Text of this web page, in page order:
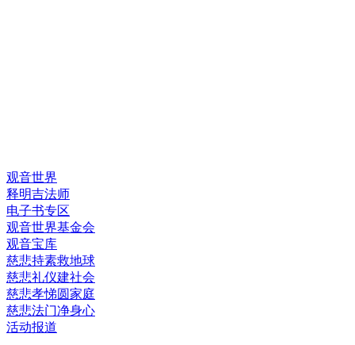
观音世界
释明吉法师
电子书专区
观音世界基金会
观音宝库
慈悲持素救地球
慈悲礼仪建社会
慈悲孝悌圆家庭
慈悲法门净身心
活动报道